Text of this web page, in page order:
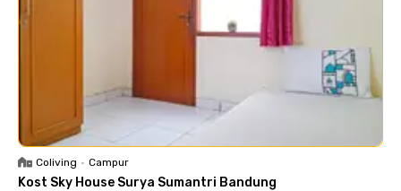
Coliving • Campur
Kost Sky House Surya Sumantri Bandung